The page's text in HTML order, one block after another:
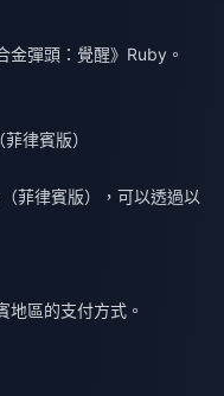
金彈頭：覺醒》Ruby。
律賓版）
菲律賓版），可以透過以
地區的支付方式。